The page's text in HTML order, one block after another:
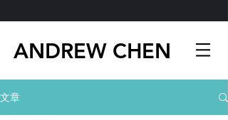
ANDREW CHEN
文章